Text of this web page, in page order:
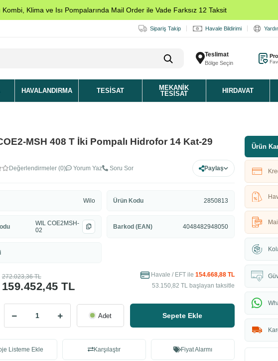
Klima ve Isı Pompalarında Mail Order ile Vade Farksız 12 Taksit
Sipariş Takip Havale Bildirimi
Teslimat
Bölge Seçin
HAVALANDIRMA TESISAT
MEKANIK
TESISAT
HIRDAVAT
MSH 408 T İki Pompalı Hidrofor 14 Kat-29
Değerlendirmeler (0) Yorum Yaz Soru Sor Paylaş
Wilo Ürün Kodu 2850813
WIL COE2MSH-
02
Barkod (EAN) 4048482948050
159.452,45 TL
272.023,36 TL Havale / EFT ile 154.668,88 TL
53.150,82 TL başlayan taksitle
Adet Sepete Ekle
Listeme Ekle Karşılaştır Fiyat Alarmı
Ürün